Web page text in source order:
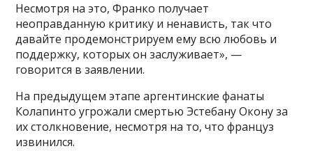
Несмотря на это, Франко получает
неоправданную критику и ненависть, так что
давайте продемонстрируем ему всю любовь и
поддержку, которых он заслуживает», —
говорится в заявлении.
На предыдущем этапе аргентинские фанаты
Колапинто угрожали смертью Эстебану Окону за
их столкновение, несмотря на то, что француз
извинился.